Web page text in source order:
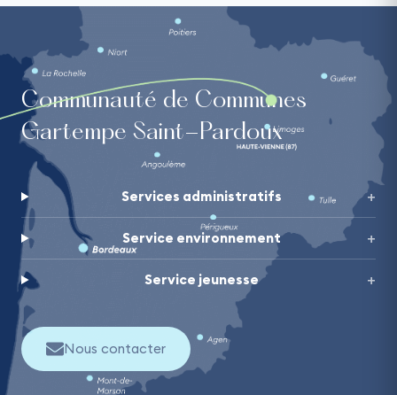
Communauté de Communes
Gartempe Saint-Pardoux
Services administratifs
Service environnement
Service jeunesse
Nous contacter